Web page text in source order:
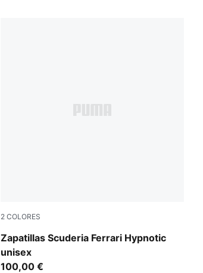
2 COLORES
Zapatillas Scuderia Ferrari Hypnotic
unisex
Rosso Corsa-PUMA White
100,00 €